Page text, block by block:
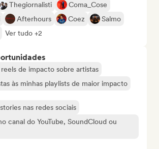
Thegiornalisti
Coma_Cose
Afterhours Coez
Salmo
Ver tudo +2
de impacto sobre artistas
às minhas playlists de maior impacto
nas redes sociais
canal do YouTube, SoundCloud ou